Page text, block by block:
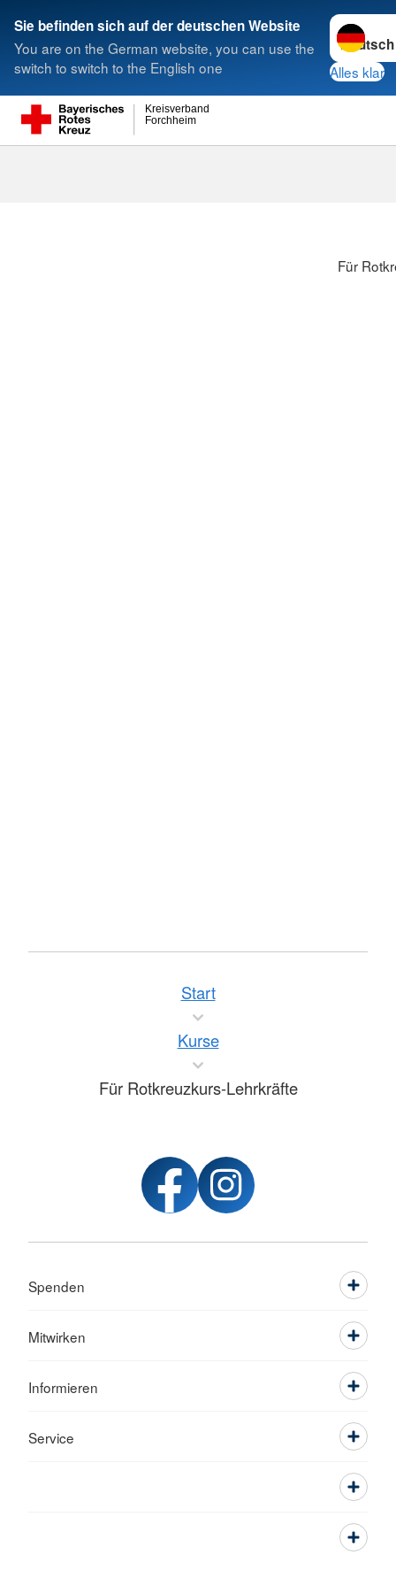
Sie befinden sich auf der deutschen Website
You are on the German website, you can use the
switch to switch to the English one
Sprache
Alles klar
Forchheim
Kreisverband
Suche
Für
Start
Kurse
Für Rotkreuzkurs-Lehrkräfte
Spenden
Mitwirken
Informieren
Service